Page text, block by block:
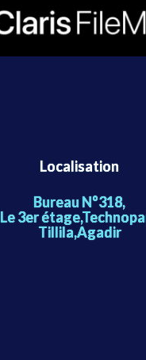
Localisation
Bureau N°318,
Le 3er
Tillila,Agadir